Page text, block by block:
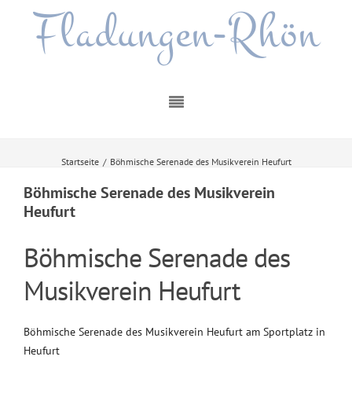
Fladungen-Rhön
Startseite / Böhmische Serenade des Musikverein Heufurt
Böhmische Serenade des Musikverein
Heufurt
Böhmische Serenade des
Musikverein Heufurt
Böhmische Serenade des Musikverein Heufurt am Sportplatz in
Heufurt